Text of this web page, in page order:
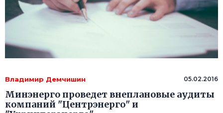
Владимир Демчишин 05.02.2016
Минэнерго проведет внеплановые аудиты
компаний "Центрэнерго" и